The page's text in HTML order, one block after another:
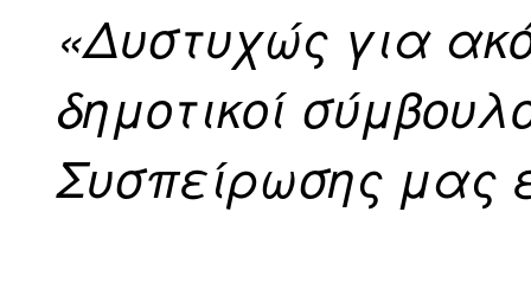
«Δυστυχώς για
δημοτικοί
Συσπείρωσης μας